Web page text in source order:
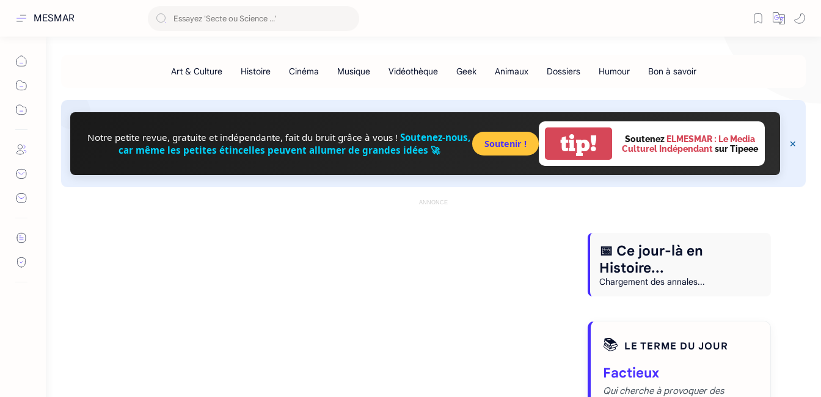
MESMAR
Notre petite revue, gratuite et indépendante, fait du bruit grâce à vous ! Soutenez-nous,
car même les petites étincelles peuvent allumer de grandes idées 🚀
Soutenir ! tip! Soutenez ELMESMAR : Le Media
Culturel Indépendantsur Tipeee
ANNONCE
📅 Ce jour-là en
Histoire...
Chargement des annales...
📚 LE TERME DU JOUR
Factieux
Qui cherche à provoquer des